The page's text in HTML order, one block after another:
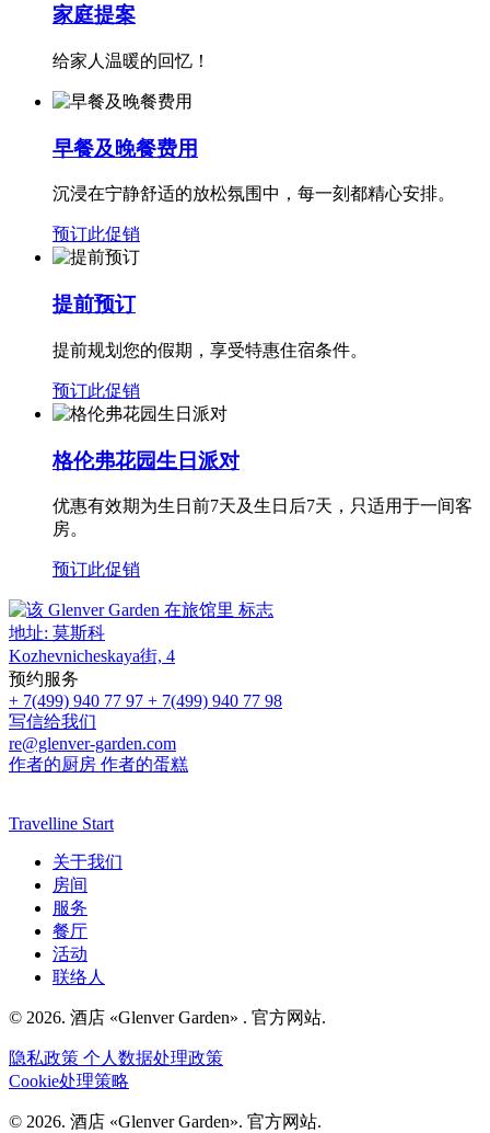
家庭提案
给家人温暖的回忆！
早餐及晚餐费用
沉浸在宁静舒适的放松氛围中，每一刻都精心安排。
预订此促销
提前预订
提前规划您的假期，享受特惠住宿条件。
预订此促销
格伦弗花园生日派对
优惠有效期为生日前7天及生日后7天，只适用于一间客
房。
预订此促销
地址: 莫斯科
Kozhevnicheskaya街, 4
预约服务
+ 7(499) 940 77 97 + 7(499) 940 77 98
写信给我们
re@glenver-garden.com
作者的厨房 作者的蛋糕
Travelline Start
关于我们
房间
服务
餐厅
活动
联络人
© 2026. 酒店 «Glenver Garden» . 官方网站.
隐私政策 个人数据处理政策
Cookie处理策略
© 2026. 酒店 «Glenver Garden». 官方网站.